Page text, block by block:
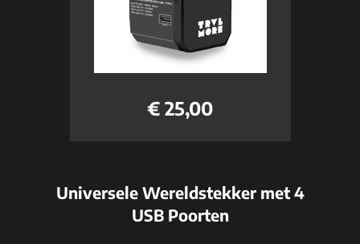
€ 25,00
Universele Wereldstekker met 4
USB Poorten